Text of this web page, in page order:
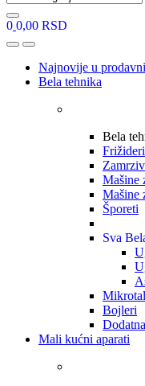
0 0,00 RSD
OpenClose
Najnovije u
Bela tehnika
Bela
Frižideri
Mašine
Mašine
Šporeti
Sva
Bojleri
Mali kućni aparati